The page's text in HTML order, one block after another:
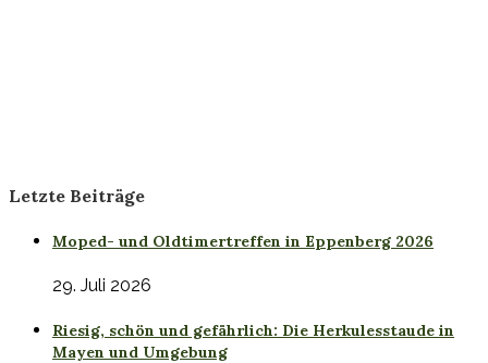
Letzte Beiträge
Moped- und Oldtimertreffen in Eppenberg 2026
29. Juli 2026
Riesig, schön und gefährlich: Die Herkulesstaude in
Mayen und Umgebung